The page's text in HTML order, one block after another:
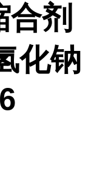
剂
化钠